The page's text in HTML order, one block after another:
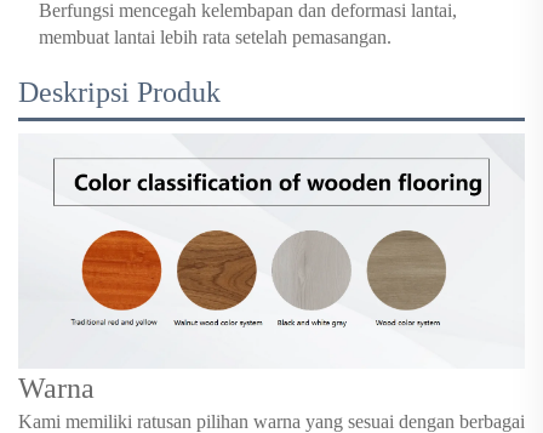
Berfungsi mencegah kelembapan dan deformasi lantai,
membuat lantai lebih rata setelah pemasangan.
Deskripsi Produk
Warna
Kami memiliki ratusan pilihan warna yang sesuai dengan berbagai